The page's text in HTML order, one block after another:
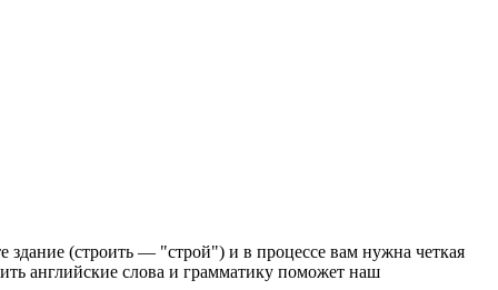
(строить — "строй") и в процессе вам нужна четкая
английские слова и грамматику поможет наш